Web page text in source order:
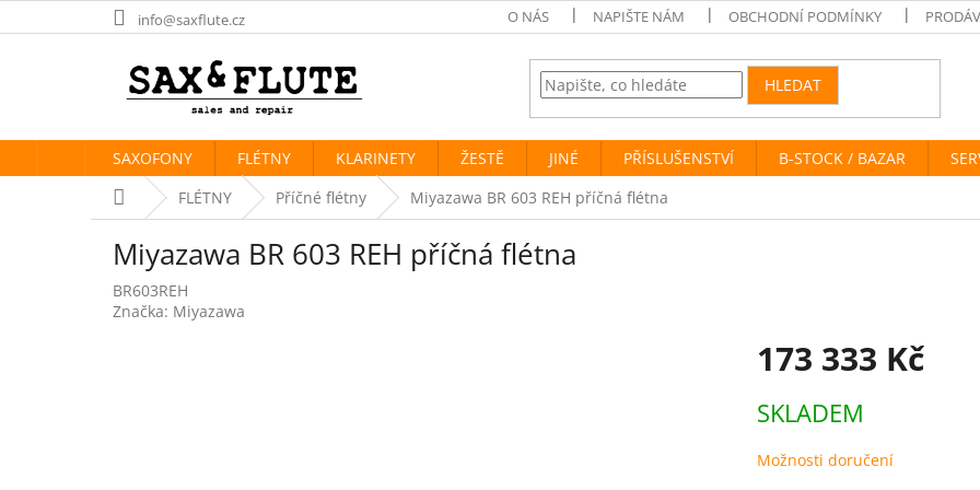
na
info@saxflute.cz O NÁS NAPIŠTE NÁM OBCHODNÍ PODMÍNKY
HLEDAT
SAXOFONY FLÉTNY KLARINETY ŽESTĚ JINÉ PŘÍSLUŠENSTVÍ B-STOCK / BAZAR
Domů FLÉTNY Příčné flétny Miyazawa BR 603 REH příčná flétna
Miyazawa BR 603 REH příčná flétna
BR603REH
Značka: Miyazawa
173 333 Kč
cena:
SKLADEM
Možnosti doručení